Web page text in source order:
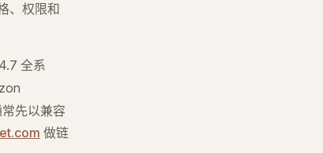
、权限和
全系
先以兼容
做链